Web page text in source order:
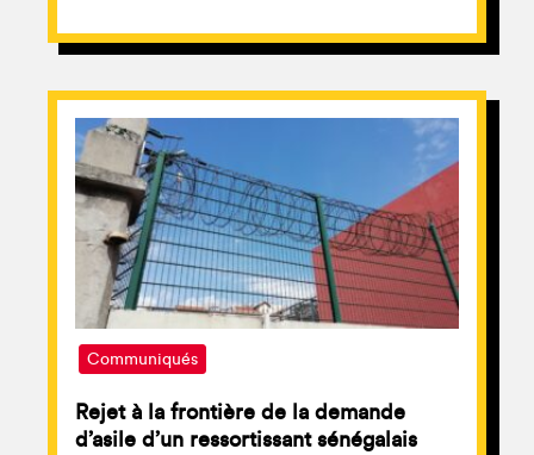
Communiqués
Rejet à la frontière de la demande
d’asile d’un ressortissant sénégalais